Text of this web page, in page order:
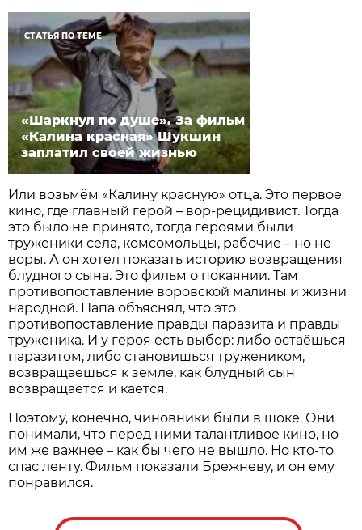
СТАТЬЯ ПО ТЕМЕ
«Шаркнул по душе». За фильм
«Калина красная» Шукшин
заплатил своей жизнью
Или возьмём «Калину красную» отца. Это первое
кино, где главный герой – вор-рецидивист. Тогда
это было не принято, тогда героями были
труженики села, комсомольцы, рабочие – но не
воры. А он хотел показать историю возвращения
блудного сына. Это фильм о покаянии. Там
противопоставление воровской малины и жизни
народной. Папа объяснял, что это
противопоставление правды паразита и правды
труженика. И у героя есть выбор: либо остаёшься
паразитом, либо становишься тружеником,
возвращаешься к земле, как блудный сын
возвращается и кается.
Поэтому, конечно, чиновники были в шоке. Они
понимали, что перед ними талантливое кино, но
им же важнее – как бы чего не вышло. Но кто-то
спас ленту. Фильм показали Брежневу, и он ему
понравился.